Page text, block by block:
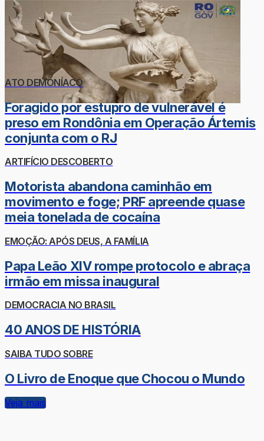
ATO DEMONÍACO
Foragido por estupro de vulnerável é
preso em Rondônia em Operação Ártemis
conjunta com o RJ
ARTIFÍCIO DESCOBERTO
Motorista abandona caminhão em
movimento e foge; PRF apreende quase
meia tonelada de cocaína
EMOÇÃO: APÓS DEUS, A FAMÍLIA
Papa Leão XIV rompe protocolo e abraça
irmão em missa inaugural
DEMOCRACIA NO BRASIL
40 ANOS DE HISTÓRIA
SAIBA TUDO SOBRE
O Livro de Enoque que Chocou o Mundo
Veja mais